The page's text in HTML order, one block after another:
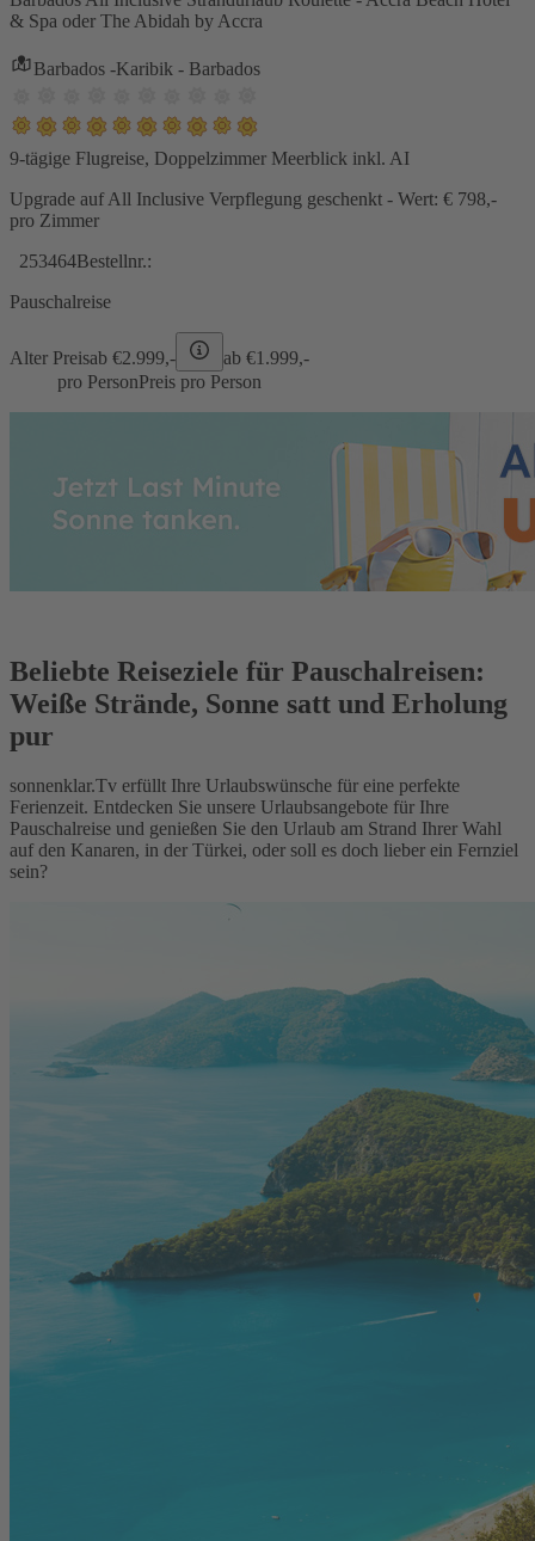
& Spa oder The Abidah by Accra
Barbados -Karibik - Barbados
9-tägige Flugreise, Doppelzimmer Meerblick inkl. AI
Upgrade auf All Inclusive Verpflegung geschenkt - Wert: € 798,-
pro Zimmer
253464Bestellnr.:
Pauschalreise
Alter Preisab €2.999,- ab €1.999,-
pro PersonPreis pro Person
Beliebte Reiseziele für Pauschalreisen:
Weiße Strände, Sonne satt und Erholung
pur
sonnenklar.Tv erfüllt Ihre Urlaubswünsche für eine perfekte
Ferienzeit. Entdecken Sie unsere Urlaubsangebote für Ihre
Pauschalreise und genießen Sie den Urlaub am Strand Ihrer Wahl
auf den Kanaren, in der Türkei, oder soll es doch lieber ein Fernziel
sein?